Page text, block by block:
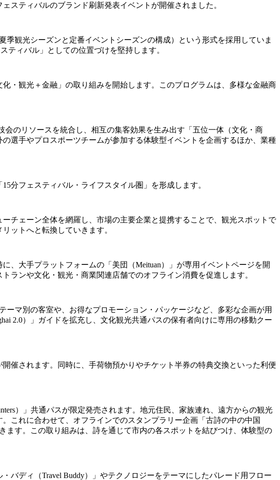
スティバルのブランド刷新発表イベントが開催されました。
観光シーズンと定番イベントシーズンの構成）という形式を採用していま
ティバル」としての位置づけを堅持します。
・観光＋金融」の取り組みを開始します。このプログラムは、多様な金融商
会のリソースを統合し、相互の集客効果を生み出す「五位一体（文化・商
選手やプロスポーツチームが参加する体験型イベントを企画するほか、業種
分フェスティバル・ライフスタイル圏」を形成します。
チェーン全体を網羅し、市場の主要企業と提携することで、観光スポットで
ットへと転換していきます。
、大手プラットフォームの「美団（Meituan）」が専用イベントページを開
ランや文化・観光・商業関連店舗でのオフライン消費を促進します。
マ別の客室や、お得なプロモーション・パッケージなど、多彩な企画が用
2.0）」ガイドを拡充し、文化観光共通パスの保有者向けに専用の移動クー
催されます。同時に、手荷物預かりやチケット半券の特典交換といった利便
）」共通パスが限定発売されます。地元住民、家族連れ、遠方からの観光
これに合わせて、オフラインでのスタンプラリー企画「古詩の中の中国
ます。この取り組みは、詩を通じて市内の各スポットを結びつけ、体験型の
バディ（Travel Buddy）」やテクノロジーをテーマにしたパレード用フロー